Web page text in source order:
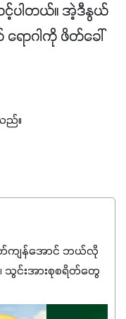
င့်ပါတယ်။ အဲ့ဒီနွယ်
ာဂါကို ဖိတ်ခေါ်
ည်။
ြတ်ကျန်အောင် ဘယ်လို
သွင်းအားစုစရိတ်တွေ
ဖိုးကို လျှော့ချပြီး
င်ပြေမှာနော် ✔️ဒါ